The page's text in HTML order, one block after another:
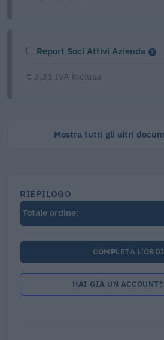
Report Soci Attivi Azienda
€ 3,33 IVA inclusa
Mostra tutti gli altri
RIEPILOGO
Totale ordine:
COMPLETA
HAI GIÀ UN